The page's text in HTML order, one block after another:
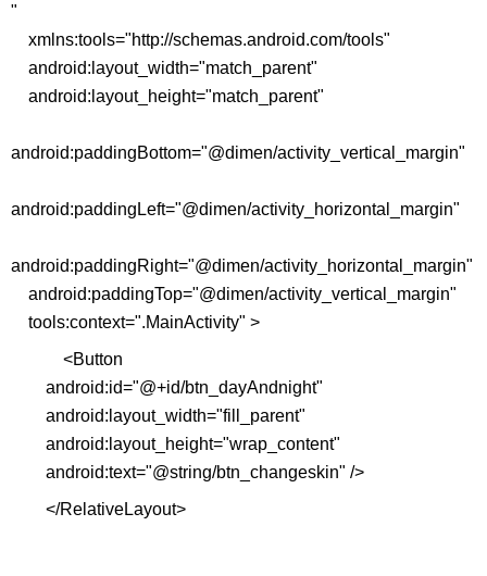
"
xmlns:tools="http://schemas.android.com/tools"
android:layout_width="match_parent"
android:layout_height="match_parent"
android:paddingBottom="@dimen/activity_vertical_margin"
android:paddingLeft="@dimen/activity_horizontal_margin"
android:paddingRight="@dimen/activity_horizontal_margin"
android:paddingTop="@dimen/activity_vertical_margin"
tools:context=".MainActivity" >
<Button
android:id="@+id/btn_dayAndnight"
android:layout_width="fill_parent"
android:layout_height="wrap_content"
android:text="@string/btn_changeskin" />
</RelativeLayout>